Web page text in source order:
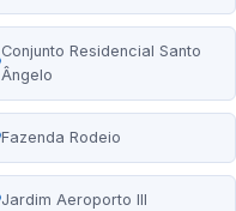
Conjunto Residencial Santo
Ângelo
Fazenda Rodeio
Jardim Aeroporto III